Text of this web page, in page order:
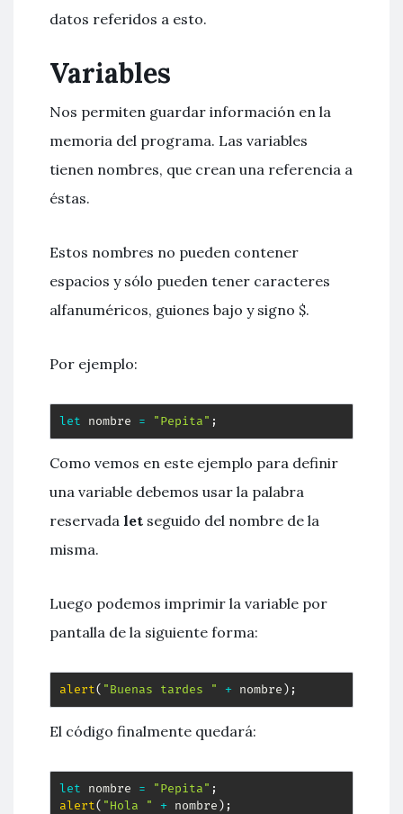
datos referidos a esto.
Variables
Nos permiten guardar información en la
memoria del programa. Las variables
tienen nombres, que crean una referencia a
éstas.
Estos nombres no pueden contener
espacios y sólo pueden tener caracteres
alfanuméricos, guiones bajo y signo $.
Por ejemplo:
let nombre = "Pepita" ;
Como vemos en este ejemplo para definir
una variable debemos usar la palabra
reservada let seguido del nombre de la
misma.
Luego podemos imprimir la variable por
pantalla de la siguiente forma:
alert( "Buenas tardes " + nombre) ;
El código finalmente quedará:
let nombre = "Pepita" ;
alert( "Hola " + nombre) ;